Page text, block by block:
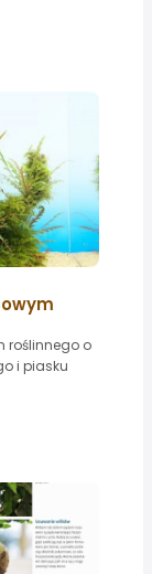
roślinnego o
i piasku